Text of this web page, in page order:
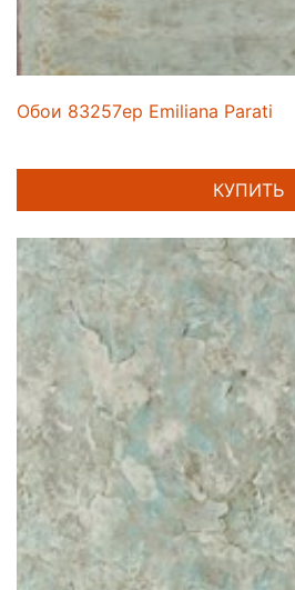
Обои 83257ep Emiliana Parati
КУПИТЬ